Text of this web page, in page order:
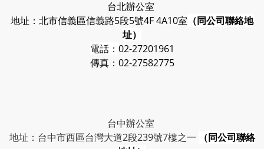
台北辦公室
地址：北市信義區信義路5段5號4F 4A10室 （同公司聯絡地
址）
電話： 02-27201961
傳真：02-27582775
台中辦公室
地址：台中市西區台灣大道2段239號7樓之一
（同公司聯絡